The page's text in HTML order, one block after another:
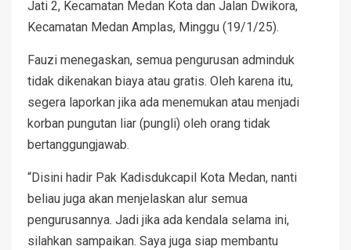
Jati 2, Kecamatan Medan Kota dan Jalan Dwikora,
Kecamatan Medan Amplas, Minggu (19/1/25).
Fauzi menegaskan, semua pengurusan adminduk
tidak dikenakan biaya atau gratis. Oleh karena itu,
segera laporkan jika ada menemukan atau menjadi
korban pungutan liar (pungli) oleh orang tidak
bertanggungjawab.
“Disini hadir Pak Kadisdukcapil Kota Medan, nanti
beliau juga akan menjelaskan alur semua
pengurusannya. Jadi jika ada kendala selama ini,
silahkan sampaikan. Saya juga siap membantu